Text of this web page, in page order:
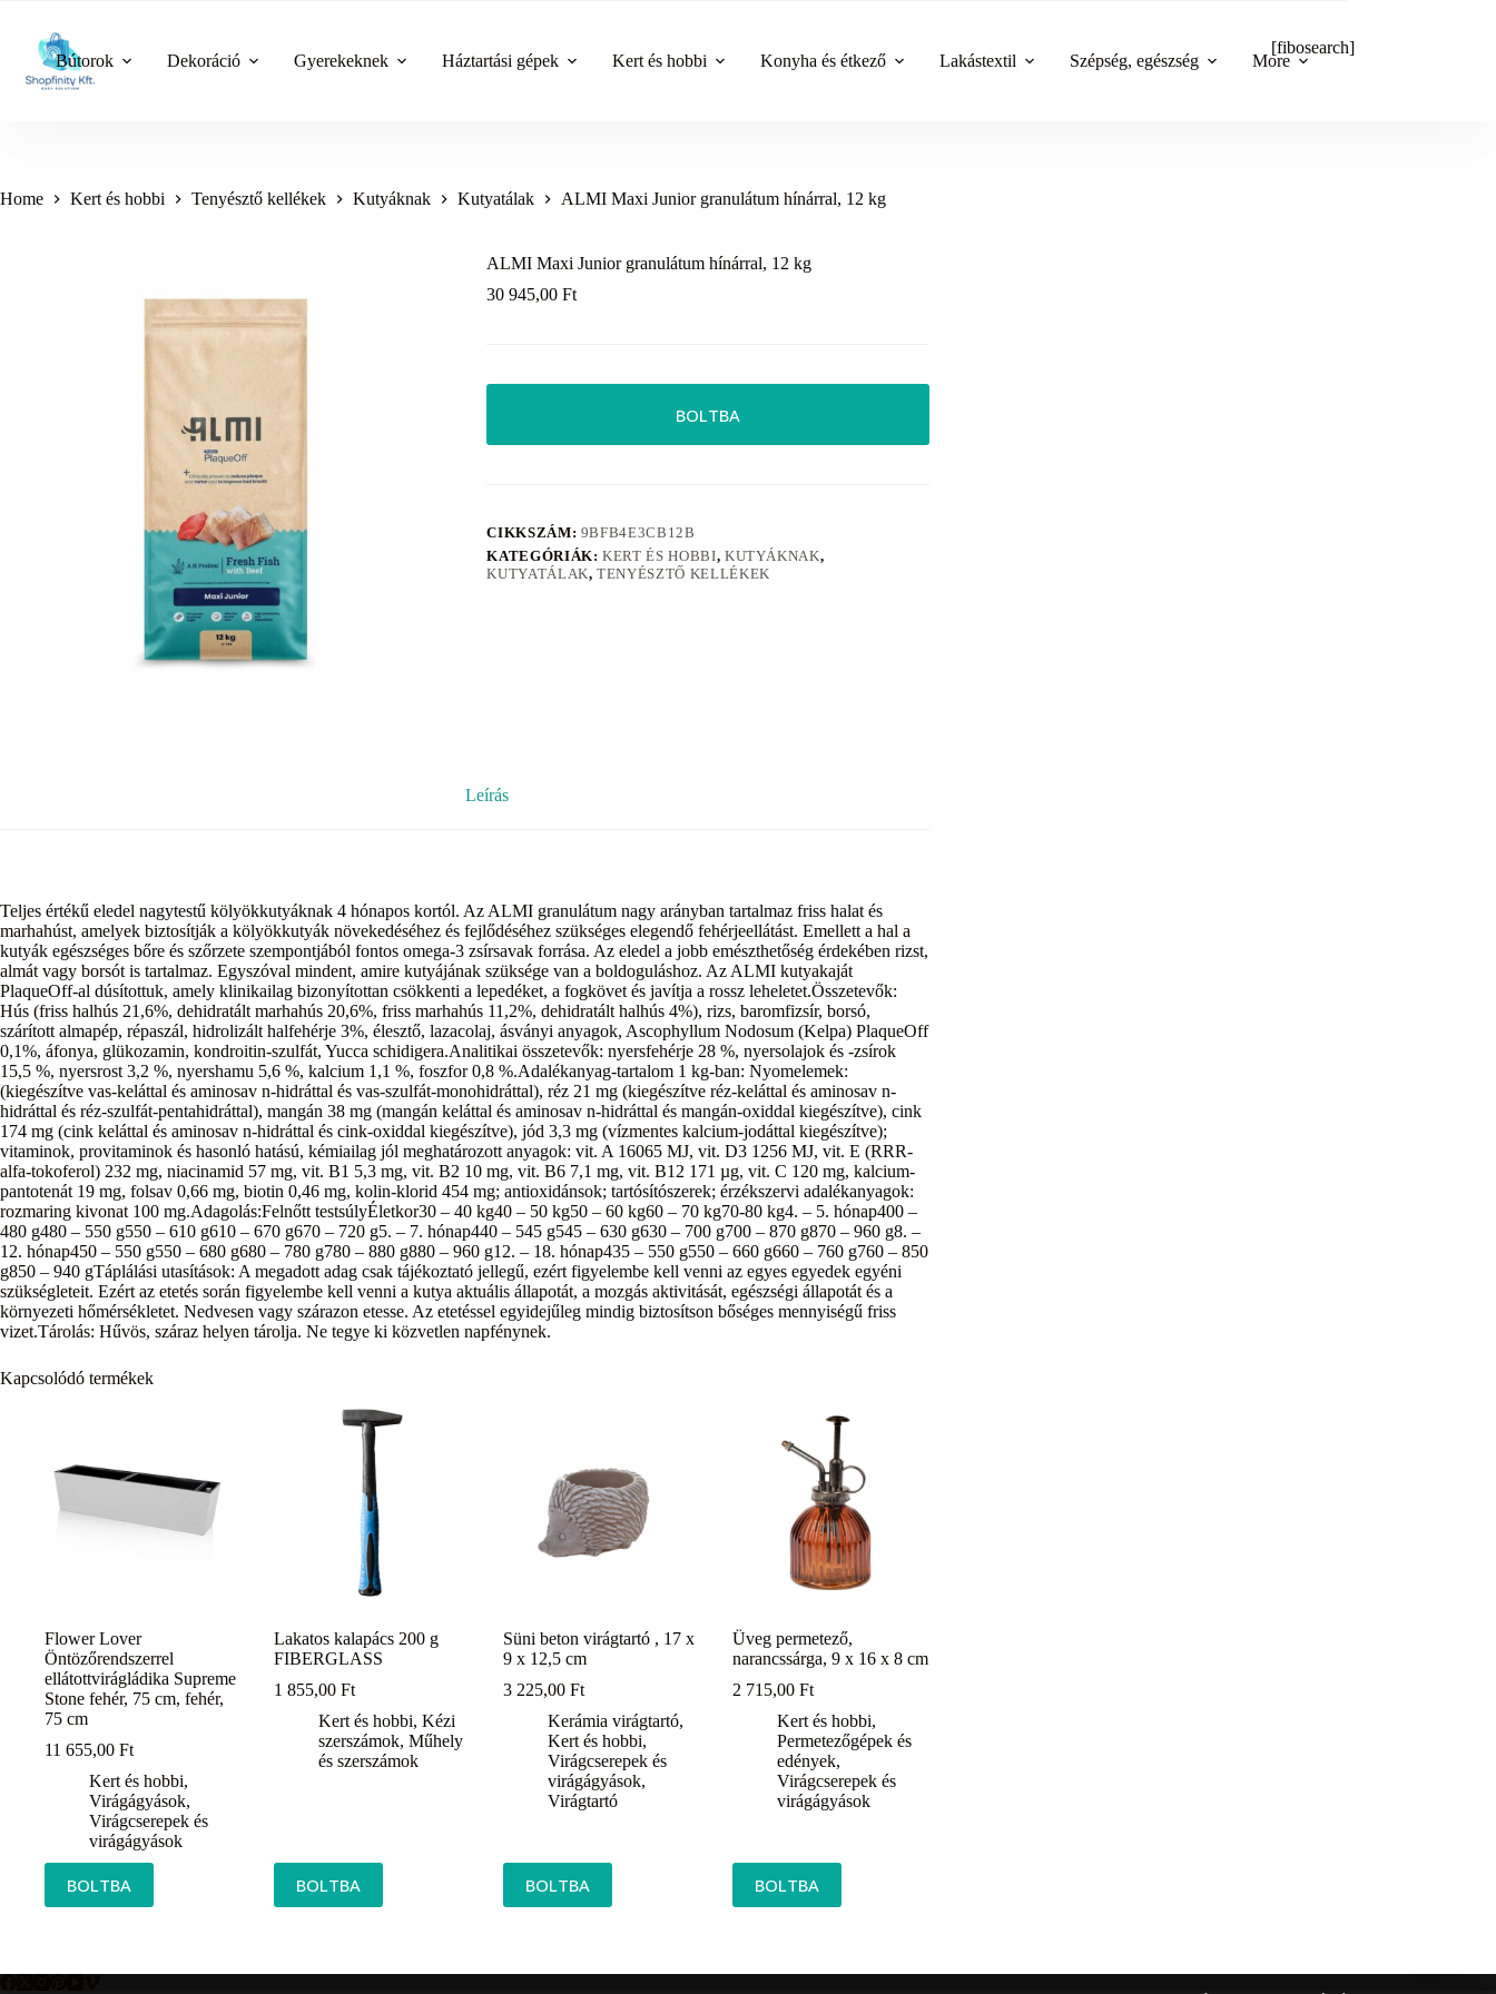
content
Bútorok Dekoráció Gyerekeknek Háztartási gépek Kert és hobbi Konyha és étkező Lakástextil Szépség, egészség More
[fibosearch]
Home Kert és hobbi Tenyésztő kellékek Kutyáknak Kutyatálak ALMI Maxi Junior granulátum hínárral, 12 kg
ALMI Maxi Junior granulátum hínárral, 12 kg
30 945,00Ft
BOLTBA
CIKKSZÁM: 9BFB4E3CB12B
KATEGÓRIÁK:KERT ÉS HOBBI, KUTYÁKNAK,
KUTYATÁLAK,TENYÉSZTŐ KELLÉKEK
Leírás
Teljes értékű eledel nagytestű kölyökkutyáknak 4 hónapos kortól. Az ALMI granulátum nagy arányban tartalmaz friss halat és
marhahúst, amelyek biztosítják a kölyökkutyák növekedéséhez és fejlődéséhez szükséges elegendő fehérjeellátást. Emellett a hal a
kutyák egészséges bőre és szőrzete szempontjából fontos omega-3 zsírsavak forrása. Az eledel a jobb emészthetőség érdekében rizst,
almát vagy borsót is tartalmaz. Egyszóval mindent, amire kutyájának szüksége van a boldoguláshoz. Az ALMI kutyakaját
PlaqueOff-al dúsítottuk, amely klinikailag bizonyítottan csökkenti a lepedéket, a fogkövet és javítja a rossz leheletet.Összetevők:
Hús (friss halhús 21,6%, dehidratált marhahús 20,6%, friss marhahús 11,2%, dehidratált halhús 4%), rizs, baromfizsír, borsó,
szárított almapép, répaszál, hidrolizált halfehérje 3%, élesztő, lazacolaj, ásványi anyagok, Ascophyllum Nodosum (Kelpa) PlaqueOff
0,1%, áfonya, glükozamin, kondroitin-szulfát, Yucca schidigera.Analitikai összetevők: nyersfehérje 28 %, nyersolajok és -zsírok
15,5 %, nyersrost 3,2 %, nyershamu 5,6 %, kalcium 1,1 %, foszfor 0,8 %.Adalékanyag-tartalom 1 kg-ban: Nyomelemek:
(kiegészítve vas-keláttal és aminosav n-hidráttal és vas-szulfát-monohidráttal), réz 21 mg (kiegészítve réz-keláttal és aminosav n-
hidráttal és réz-szulfát-pentahidráttal), mangán 38 mg (mangán keláttal és aminosav n-hidráttal és mangán-oxiddal kiegészítve), cink
174 mg (cink keláttal és aminosav n-hidráttal és cink-oxiddal kiegészítve), jód 3,3 mg (vízmentes kalcium-jodáttal kiegészítve);
vitaminok, provitaminok és hasonló hatású, kémiailag jól meghatározott anyagok: vit. A 16065 MJ, vit. D3 1256 MJ, vit. E (RRR-
alfa-tokoferol) 232 mg, niacinamid 57 mg, vit. B1 5,3 mg, vit. B2 10 mg, vit. B6 7,1 mg, vit. B12 171 µg, vit. C 120 mg, kalcium-
pantotenát 19 mg, folsav 0,66 mg, biotin 0,46 mg, kolin-klorid 454 mg; antioxidánsok; tartósítószerek; érzékszervi adalékanyagok:
rozmaring kivonat 100 mg.Adagolás:Felnőtt testsúlyÉletkor30 – 40 kg40 – 50 kg50 – 60 kg60 – 70 kg70-80 kg4. – 5. hónap400 –
480 g480 – 550 g550 – 610 g610 – 670 g670 – 720 g5. – 7. hónap440 – 545 g545 – 630 g630 – 700 g700 – 870 g870 – 960 g8. –
12. hónap450 – 550 g550 – 680 g680 – 780 g780 – 880 g880 – 960 g12. – 18. hónap435 – 550 g550 – 660 g660 – 760 g760 – 850
g850 – 940 gTáplálási utasítások: A megadott adag csak tájékoztató jellegű, ezért figyelembe kell venni az egyes egyedek egyéni
szükségleteit. Ezért az etetés során figyelembe kell venni a kutya aktuális állapotát, a mozgás aktivitását, egészségi állapotát és a
környezeti hőmérsékletet. Nedvesen vagy szárazon etesse. Az etetéssel egyidejűleg mindig biztosítson bőséges mennyiségű friss
vizet.Tárolás: Hűvös, száraz helyen tárolja. Ne tegye ki közvetlen napfénynek.
Kapcsolódó termékek
Flower Lover
Öntözőrendszerrel
ellátottvirágládika Supreme
Stone fehér, 75 cm, fehér,
75 cm
11 655,00 Ft
Kert és hobbi,
Virágágyások,
Virágcserepek és
virágágyások
BOLTBA
Lakatos kalapács 200 g
FIBERGLASS
1 855,00Ft
Kert és hobbi,Kézi
szerszámok,Műhely
és szerszámok
BOLTBA
Süni beton virágtartó , 17 x
9 x 12,5 cm
3 225,00Ft
Kerámia virágtartó,
Kert és hobbi,
Virágcserepek és
virágágyások,
Virágtartó
BOLTBA
Üveg permetező,
narancssárga, 9 x 16 x 8 cm
2 715,00Ft
Kert és hobbi,
Permetezőgépek és
edények,
Virágcserepek és
virágágyások
BOLTBA